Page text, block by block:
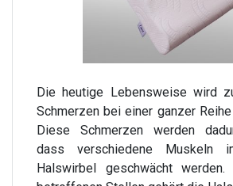
Die heutige Lebensweise wird
Schmerzen bei einer ganzer
Diese Schmerzen werden
dass verschiedene Muskeln
Halswirbel geschwächt